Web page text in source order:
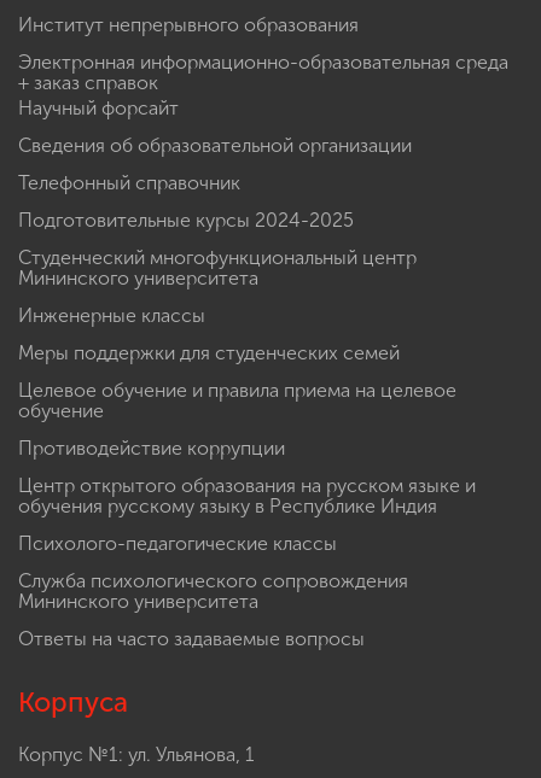
Институт непрерывного образования
Электронная информационно-образовательная среда
+ заказ справок
Научный форсайт
Сведения об образовательной организации
Телефонный справочник
Подготовительные курсы 2024-2025
Студенческий многофункциональный центр
Мининского университета
Инженерные классы
Меры поддержки для студенческих семей
Целевое обучение и правила приема на целевое
обучение
Противодействие коррупции
Центр открытого образования на русском языке и
обучения русскому языку в Республике Индия
Психолого-педагогические классы
Служба психологического сопровождения
Мининского университета
Ответы на часто задаваемые вопросы
Корпуса
Корпус №1: ул. Ульянова, 1